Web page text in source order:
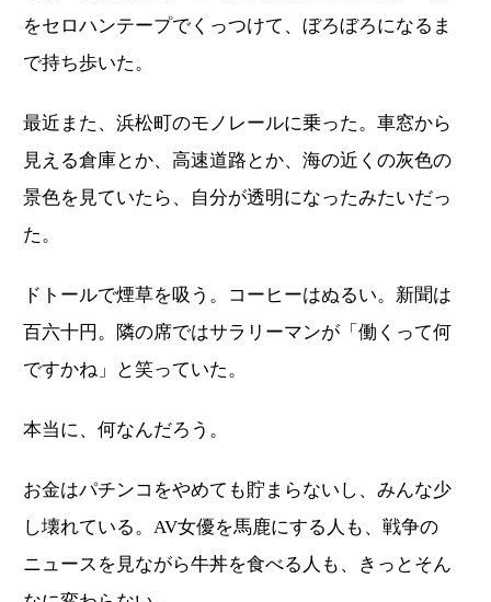
をセロハンテープでくっつけて、ぼろぼろになるま
で持ち歩いた。
最近また、浜松町のモノレールに乗った。車窓から
見える倉庫とか、高速道路とか、海の近くの灰色の
景色を見ていたら、自分が透明になったみたいだっ
た。
ドトールで煙草を吸う。コーヒーはぬるい。新聞は
百六十円。隣の席ではサラリーマンが「働くって何
ですかね」と笑っていた。
本当に、何なんだろう。
お金はパチンコをやめても貯まらないし、みんな少
し壊れている。AV女優を馬鹿にする人も、戦争の
ニュースを見ながら牛丼を食べる人も、きっとそん